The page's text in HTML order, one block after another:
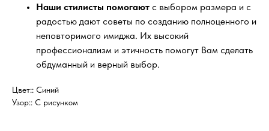
Наши стилисты помогают с выбором размера и с
радостью дают советы по созданию полноценного и
неповторимого имиджа. Их высокий
профессионализм и этичность помогут Вам сделать
обдуманный и верный выбор.
Цвет:: Синий
Узор:: С рисунком